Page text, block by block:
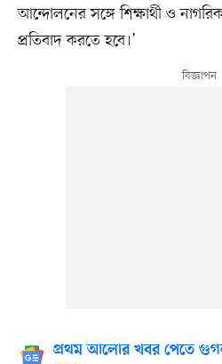
আন্দোলনের সঙ্গে শিক্ষার্থী ও
প্রতিবাদ করতে হবে।’
প্রথম আলোর খবর পেতে